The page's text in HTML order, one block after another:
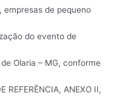
empresas de pequeno
do evento de
Olaria – MG, conforme
ANEXO II,